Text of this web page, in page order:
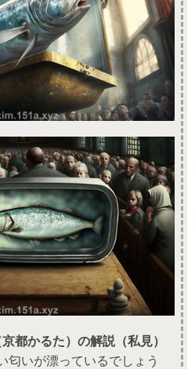
都かるた）の解説（私見）
匂いが漂っているでしょう